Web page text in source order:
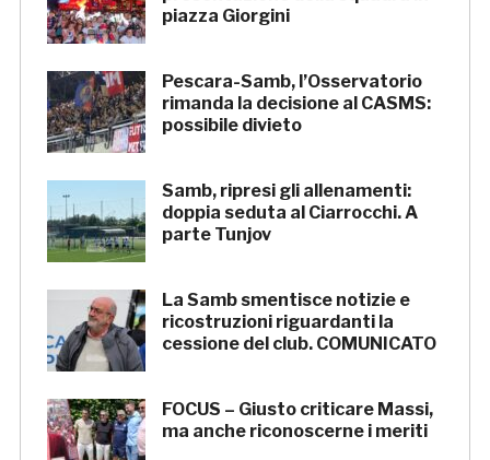
piazza Giorgini
Pescara-Samb, l’Osservatorio
rimanda la decisione al CASMS:
possibile divieto
Samb, ripresi gli allenamenti:
doppia seduta al Ciarrocchi. A
parte Tunjov
La Samb smentisce notizie e
ricostruzioni riguardanti la
cessione del club. COMUNICATO
FOCUS – Giusto criticare Massi,
ma anche riconoscerne i meriti